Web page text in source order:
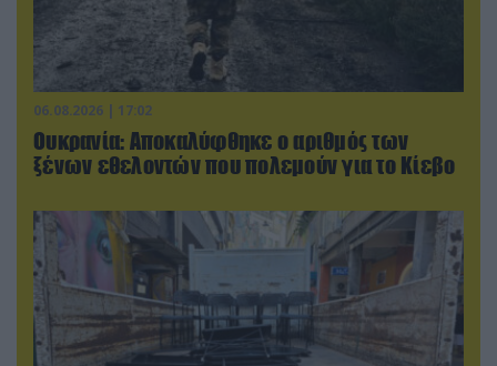
06.08.2026 | 17:02
Ουκρανία: Αποκαλύφθηκε ο αριθμός των
ξένων εθελοντών που πολεμούν για το Κίεβο